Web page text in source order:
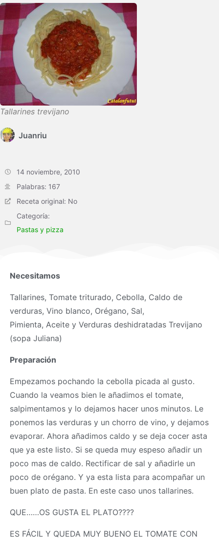
Tallarines trevijano
Juanriu
14 noviembre, 2010
Palabras: 167
Receta original: No
Categoría:
Pastas y pizza
Necesitamos
Tallarines, Tomate triturado, Cebolla, Caldo de
verduras, Vino blanco, Orégano, Sal,
Pimienta, Aceite y Verduras deshidratadas Trevijano
(sopa Juliana)
Preparación
Empezamos pochando la cebolla picada al gusto.
Cuando la veamos bien le añadimos el tomate,
salpimentamos y lo dejamos hacer unos minutos. Le
ponemos las verduras y un chorro de vino, y dejamos
evaporar. Ahora añadimos caldo y se deja cocer asta
que ya este listo. Si se queda muy espeso añadir un
poco mas de caldo. Rectificar de sal y añadirle un
poco de orégano. Y ya esta lista para acompañar un
buen plato de pasta. En este caso unos tallarines.
QUE……OS GUSTA EL PLATO????
ES FÁCIL Y QUEDA MUY BUENO EL TOMATE CON